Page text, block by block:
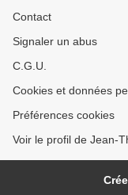
Contact
Signaler un abus
C.G.U.
Cookies et données
Préférences cookies
Voir le profil de Jean-